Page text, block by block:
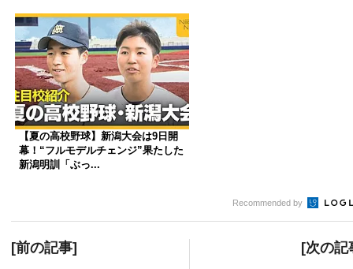
【夏の高校野球】新潟大会は9日開
幕！“フルモデルチェンジ”果たした
新潟明訓「ぶっ...
Recommended by
[前の記事] [次の記